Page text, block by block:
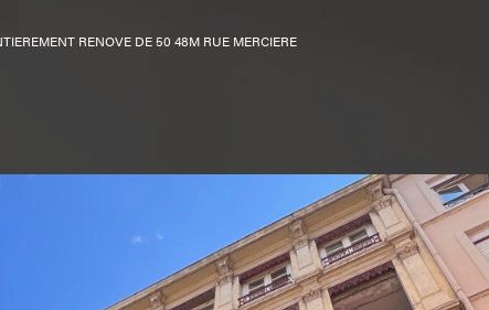
RENOVE DE 50 48M RUE MERCIERE